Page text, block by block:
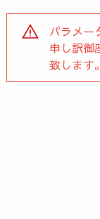
パラメー
申し訳御
致します。